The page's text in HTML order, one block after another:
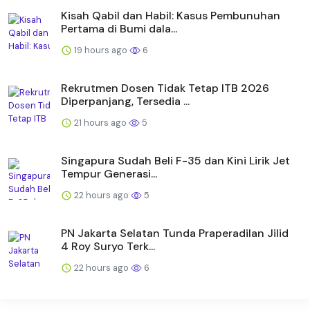
Kisah Qabil dan Habil: Kasus Pembunuhan
Pertama di Bumi dala...
19 hours ago 6
Rekrutmen Dosen Tidak Tetap ITB 2026
Diperpanjang, Tersedia ...
21 hours ago 5
Singapura Sudah Beli F-35 dan Kini Lirik Jet
Tempur Generasi...
22 hours ago 5
PN Jakarta Selatan Tunda Praperadilan Jilid
4 Roy Suryo Terk...
22 hours ago 6